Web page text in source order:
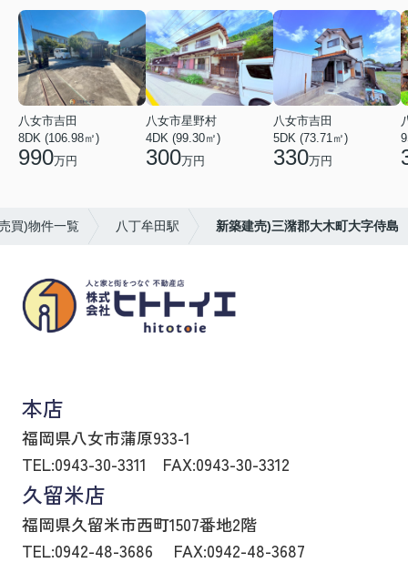
八女市吉田
8DK (106.98㎡)
990万円
八女市星野村
4DK (99.30㎡)
300万円
八女市吉田
5DK (73.71㎡)
330万円
買)物件一覧 八丁牟田駅 新築建売)三潴郡大木町大字侍島
本店
福岡県八女市蒲原933-1
TEL:0943-30-3311
FAX:0943-30-3312
久留米店
福岡県久留米市西町1507番地2階
TEL:0942-48-3686
FAX:0942-48-3687